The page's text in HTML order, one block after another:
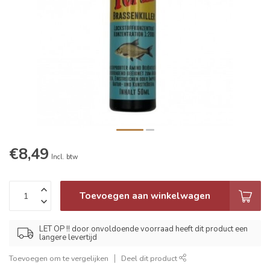
€8,49 Incl. btw
Toevoegen aan winkelwagen
LET OP !! door onvoldoende voorraad heeft dit product een
langere levertijd
Toevoegen om te vergelijken Deel dit product